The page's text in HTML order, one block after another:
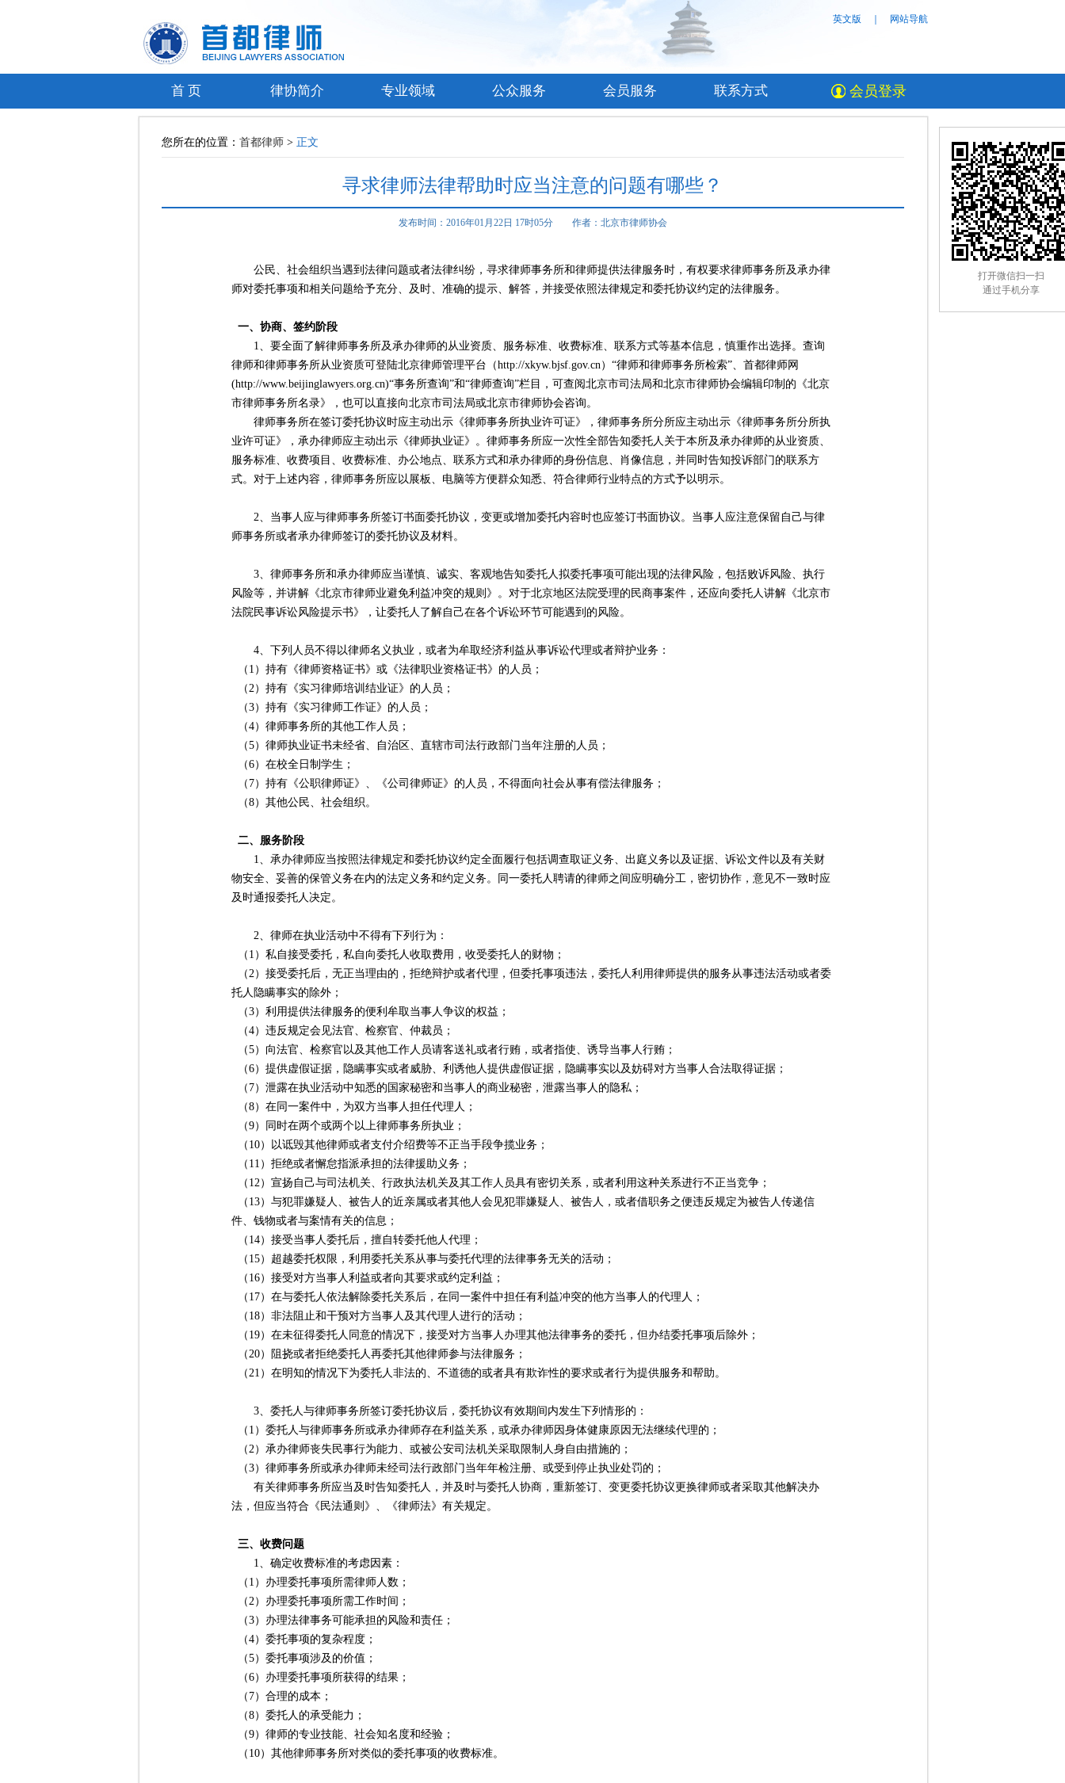
英文版 网站导航
首 页 律协简介 专业领域 公众服务 会员服务 联系方式 会员登录
您所在的位置： 首都律师 > 正文
寻求律师法律帮助时应当注意的问题有哪些？
发布时间：2016年01月22日 17时05分 作者：北京市律师协会
公民、社会组织当遇到法律问题或者法律纠纷，寻求律师事务所和律师提供法律服务时，有权要求律师事务所及承办律
师对委托事项和相关问题给予充分、及时、准确的提示、解答，并接受依照法律规定和委托协议约定的法律服务。
一、协商、签约阶段
1、要全面了解律师事务所及承办律师的从业资质、服务标准、收费标准、联系方式等基本信息，慎重作出选择。查询
律师和律师事务所从业资质可登陆北京律师管理平台（http://xkyw.bjsf.gov.cn）“律师和律师事务所检索”、首都律师网
(http://www.beijinglawyers.org.cn)“事务所查询”和“律师查询”栏目，可查阅北京市司法局和北京市律师协会编辑印制的《北京
市律师事务所名录》，也可以直接向北京市司法局或北京市律师协会咨询。
律师事务所在签订委托协议时应主动出示《律师事务所执业许可证》，律师事务所分所应主动出示《律师事务所分所执
业许可证》，承办律师应主动出示《律师执业证》。律师事务所应一次性全部告知委托人关于本所及承办律师的从业资质、
服务标准、收费项目、收费标准、办公地点、联系方式和承办律师的身份信息、肖像信息，并同时告知投诉部门的联系方
式。对于上述内容，律师事务所应以展板、电脑等方便群众知悉、符合律师行业特点的方式予以明示。
2、当事人应与律师事务所签订书面委托协议，变更或增加委托内容时也应签订书面协议。当事人应注意保留自己与律
师事务所或者承办律师签订的委托协议及材料。
3、律师事务所和承办律师应当谨慎、诚实、客观地告知委托人拟委托事项可能出现的法律风险，包括败诉风险、执行
风险等，并讲解《北京市律师业避免利益冲突的规则》。对于北京地区法院受理的民商事案件，还应向委托人讲解《北京市
法院民事诉讼风险提示书》，让委托人了解自己在各个诉讼环节可能遇到的风险。
4、下列人员不得以律师名义执业，或者为牟取经济利益从事诉讼代理或者辩护业务：
（1）持有《律师资格证书》或《法律职业资格证书》的人员；
（2）持有《实习律师培训结业证》的人员；
（3）持有《实习律师工作证》的人员；
（4）律师事务所的其他工作人员；
（5）律师执业证书未经省、自治区、直辖市司法行政部门当年注册的人员；
（6）在校全日制学生；
（7）持有《公职律师证》、《公司律师证》的人员，不得面向社会从事有偿法律服务；
（8）其他公民、社会组织。
二、服务阶段
1、承办律师应当按照法律规定和委托协议约定全面履行包括调查取证义务、出庭义务以及证据、诉讼文件以及有关财
物安全、妥善的保管义务在内的法定义务和约定义务。同一委托人聘请的律师之间应明确分工，密切协作，意见不一致时应
及时通报委托人决定。
2、律师在执业活动中不得有下列行为：
（1）私自接受委托，私自向委托人收取费用，收受委托人的财物；
（2）接受委托后，无正当理由的，拒绝辩护或者代理，但委托事项违法，委托人利用律师提供的服务从事违法活动或者委
托人隐瞒事实的除外；
（3）利用提供法律服务的便利牟取当事人争议的权益；
（4）违反规定会见法官、检察官、仲裁员；
（5）向法官、检察官以及其他工作人员请客送礼或者行贿，或者指使、诱导当事人行贿；
（6）提供虚假证据，隐瞒事实或者威胁、利诱他人提供虚假证据，隐瞒事实以及妨碍对方当事人合法取得证据；
（7）泄露在执业活动中知悉的国家秘密和当事人的商业秘密，泄露当事人的隐私；
（8）在同一案件中，为双方当事人担任代理人；
（9）同时在两个或两个以上律师事务所执业；
（10）以诋毁其他律师或者支付介绍费等不正当手段争揽业务；
（11）拒绝或者懈怠指派承担的法律援助义务；
（12）宣扬自己与司法机关、行政执法机关及其工作人员具有密切关系，或者利用这种关系进行不正当竞争；
（13）与犯罪嫌疑人、被告人的近亲属或者其他人会见犯罪嫌疑人、被告人，或者借职务之便违反规定为被告人传递信
件、钱物或者与案情有关的信息；
（14）接受当事人委托后，擅自转委托他人代理；
（15）超越委托权限，利用委托关系从事与委托代理的法律事务无关的活动；
（16）接受对方当事人利益或者向其要求或约定利益；
（17）在与委托人依法解除委托关系后，在同一案件中担任有利益冲突的他方当事人的代理人；
（18）非法阻止和干预对方当事人及其代理人进行的活动；
（19）在未征得委托人同意的情况下，接受对方当事人办理其他法律事务的委托，但办结委托事项后除外；
（20）阻挠或者拒绝委托人再委托其他律师参与法律服务；
（21）在明知的情况下为委托人非法的、不道德的或者具有欺诈性的要求或者行为提供服务和帮助。
3、委托人与律师事务所签订委托协议后，委托协议有效期间内发生下列情形的：
（1）委托人与律师事务所或承办律师存在利益关系，或承办律师因身体健康原因无法继续代理的；
（2）承办律师丧失民事行为能力、或被公安司法机关采取限制人身自由措施的；
（3）律师事务所或承办律师未经司法行政部门当年年检注册、或受到停止执业处罚的；
有关律师事务所应当及时告知委托人，并及时与委托人协商，重新签订、变更委托协议更换律师或者采取其他解决办
法，但应当符合《民法通则》、《律师法》有关规定。
三、收费问题
1、确定收费标准的考虑因素：
（1）办理委托事项所需律师人数；
（2）办理委托事项所需工作时间；
（3）办理法律事务可能承担的风险和责任；
（4）委托事项的复杂程度；
（5）委托事项涉及的价值；
（6）办理委托事项所获得的结果；
（7）合理的成本；
（8）委托人的承受能力；
（9）律师的专业技能、社会知名度和经验；
（10）其他律师事务所对类似的委托事项的收费标准。
打开微信扫一扫
通过手机分享